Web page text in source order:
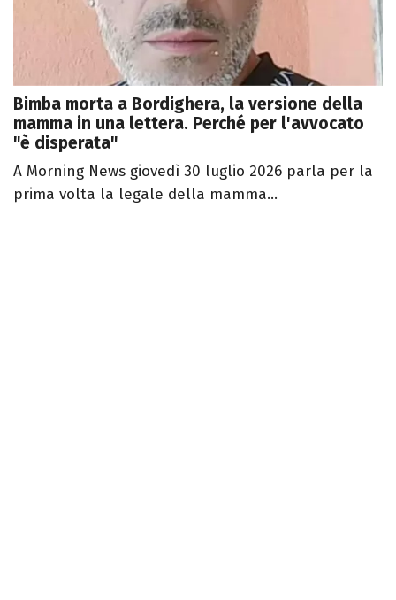
Bimba morta a Bordighera, la versione della
mamma in una lettera. Perché per l'avvocato
"è disperata"
A Morning News giovedì 30 luglio 2026 parla per la
prima volta la legale della mamma...